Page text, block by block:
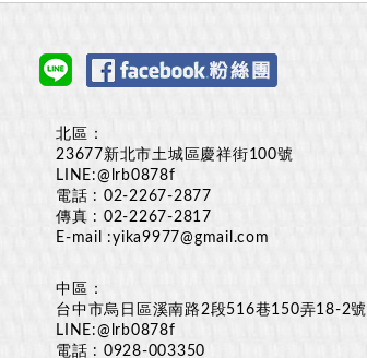
北區：
23677新北市土城區慶祥街100號
LINE:@lrb0878f
電話 : 02-2267-2877
傳真 : 02-2267-2817
E-mail :yika9977@gmail.com
中區：
台中市烏日區溪南路2段516巷150弄18-2號
LINE:@lrb0878f
電話 : 0928-003350